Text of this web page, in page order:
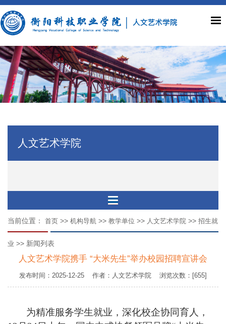
人文艺术学院
当前位置： 首页 >> 机构导航 >> 教学单位 >> 人文艺术学院 >> 招生就
业 >> 新闻列表
人文艺术学院携手 “大米先生”举办校园招聘宣讲会
发布时间：2025-12-25 作者：人文艺术学院 浏览次数：[655]
为精准服务学生就业，深化校企协同育人，